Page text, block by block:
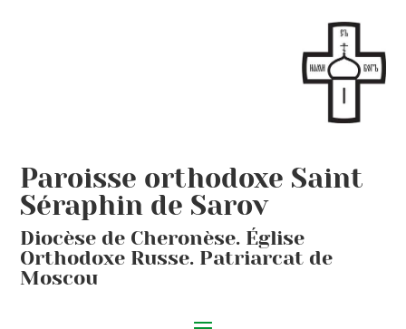
Paroisse orthodoxe Saint
Séraphin de Sarov
Diocèse de Cheronèse. Église
Orthodoxe Russe. Patriarcat de
Moscou